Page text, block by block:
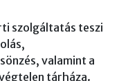
szolgáltatás teszi
valamint a
tárháza.